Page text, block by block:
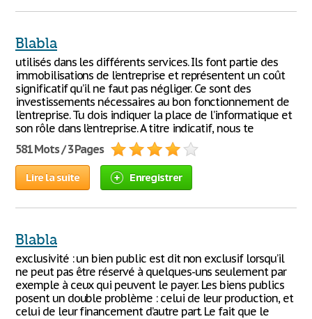
Blabla
utilisés dans les différents services. Ils font partie des
immobilisations de l’entreprise et représentent un coût
significatif qu’il ne faut pas négliger. Ce sont des
investissements nécessaires au bon fonctionnement de
l’entreprise. Tu dois indiquer la place de l’informatique et
son rôle dans l’entreprise. A titre indicatif, nous te
581 Mots / 3 Pages
Lire la suite Enregistrer
Blabla
exclusivité : un bien public est dit non exclusif lorsqu’il
ne peut pas être réservé à quelques-uns seulement par
exemple à ceux qui peuvent le payer. Les biens publics
posent un double problème : celui de leur production, et
celui de leur financement d’autre part. Le fait que le